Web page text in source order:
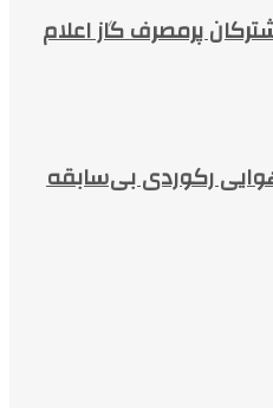
پرمصرف گاز اعلام
رکوردی بی‌سابقه